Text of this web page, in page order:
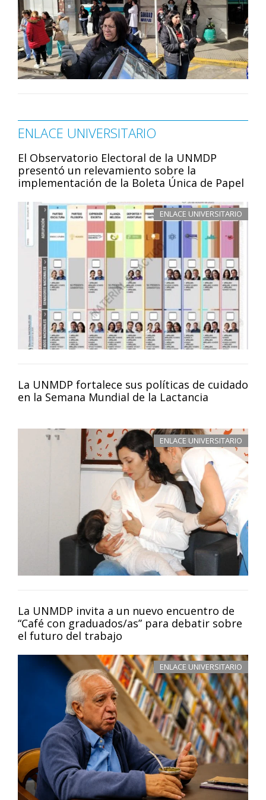
ENLACE UNIVERSITARIO
El Observatorio Electoral de la UNMDP
presentó un relevamiento sobre la
implementación de la Boleta Única de Papel
ENLACE UNIVERSITARIO
La UNMDP fortalece sus políticas de cuidado
en la Semana Mundial de la Lactancia
ENLACE UNIVERSITARIO
La UNMDP invita a un nuevo encuentro de
“Café con graduados/as” para debatir sobre
el futuro del trabajo
ENLACE UNIVERSITARIO